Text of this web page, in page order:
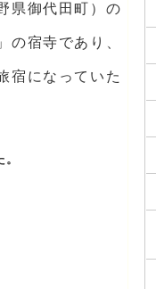
県御代田町）の
の宿寺であり、
宿になっていた